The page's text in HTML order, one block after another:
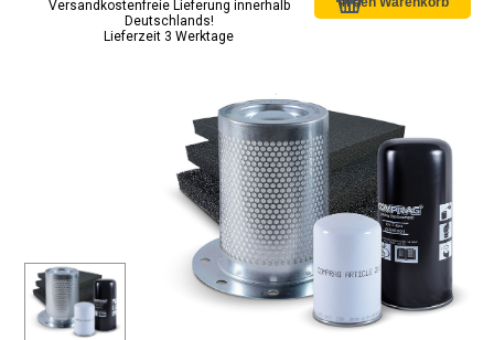
Versandkostenfreie Lieferung innerhalb
Deutschlands!
Lieferzeit 3 Werktage